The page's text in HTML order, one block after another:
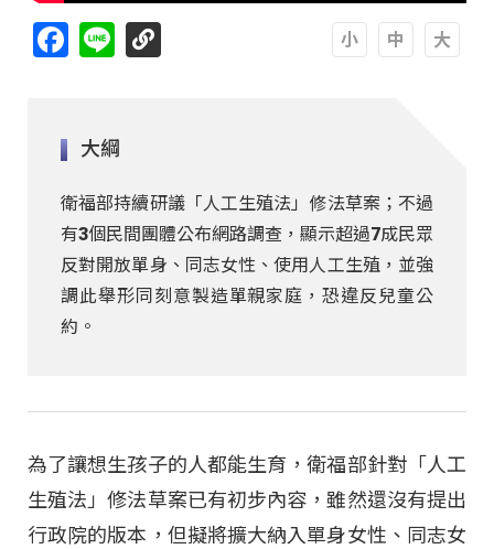
Facebook
Line
大綱
衛福部持續研議「人工生殖法」修法草案；不過
有3個民間團體公布網路調查，顯示超過7成民眾
反對開放單身、同志女性、使用人工生殖，並強
調此舉形同刻意製造單親家庭，恐違反兒童公
約。
為了讓想生孩子的人都能生育，衛福部針對「人工
生殖法」修法草案已有初步內容，雖然還沒有提出
行政院的版本，但擬將擴大納入單身女性、同志女